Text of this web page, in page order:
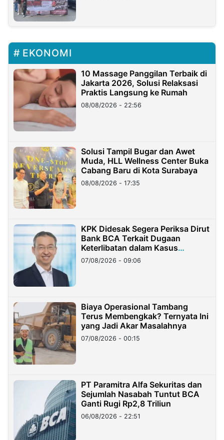
EKONOMI
10 Massage Panggilan Terbaik di
Jakarta 2026, Solusi Relaksasi
Praktis Langsung ke Rumah
08/08/2026 - 22:56
Solusi Tampil Bugar dan Awet
Muda, HLL Wellness Center Buka
Cabang Baru di Kota Surabaya
08/08/2026 - 17:35
KPK Didesak Segera Periksa Dirut
Bank BCA Terkait Dugaan
Keterlibatan dalam Kasus
Hilangnya Dana Nasabah Rp2,58
Miliar
07/08/2026 - 09:06
Biaya Operasional Tambang
Terus Membengkak? Ternyata Ini
yang Jadi Akar Masalahnya
07/08/2026 - 00:15
PT Paramitra Alfa Sekuritas dan
Sejumlah Nasabah Tuntut BCA
Ganti Rugi Rp2,8 Triliun
06/08/2026 - 22:51